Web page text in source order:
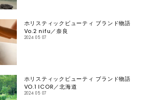
ホリスティックビューティ ブランド物語
Vo.2 nifu／奈良
2024 05 07
ホリスティックビューティ ブランド物語
VO.1 ICOR／北海道
2024 05 07